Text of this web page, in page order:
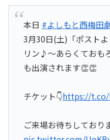
本日 #よしもと西梅田
3月30日(土)「ポスト
リン♪～あらくておも
も出演されます👏👏
チケット👇https://
ご来場お待ちしており